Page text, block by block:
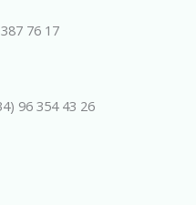
76 17
96 354 43 26